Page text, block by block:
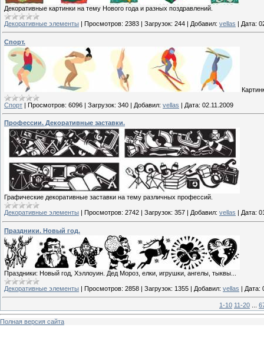
Декоративные картинки на тему Нового года и разных поздравлений.
Декоративные элементы | Просмотров: 2383 | Загрузок: 244 | Добавил: vellas | Дата:
Спорт.
Спорт | Просмотров: 6096 | Загрузок: 340 | Добавил: vellas | Дата: 02.11.2009
Профессии. Декоративные заставки.
Графические декоративные заставки на тему различных профессий.
Декоративные элементы | Просмотров: 2742 | Загрузок: 357 | Добавил: vellas | Дата:
Праздники. Новый год.
Праздники: Новый год, Хэллоуин. Дед Мороз, елки, игрушки, ангелы, тыквы...
Декоративные элементы | Просмотров: 2858 | Загрузок: 1355 | Добавил: vellas | Дата:
1-10 11-20
Полная версия сайта